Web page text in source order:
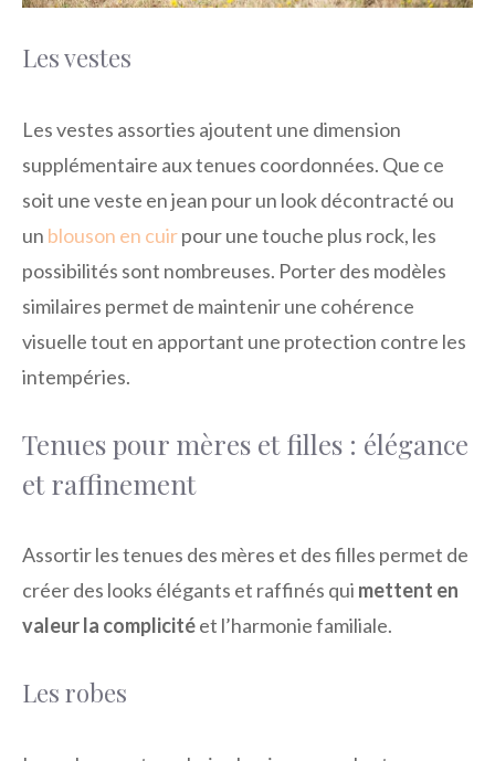
Les vestes
Les vestes assorties ajoutent une dimension
supplémentaire aux tenues coordonnées. Que ce
soit une veste en jean pour un look décontracté ou
un blouson en cuirpour une touche plus rock, les
possibilités sont nombreuses. Porter des modèles
similaires permet de maintenir une cohérence
visuelle tout en apportant une protection contre les
intempéries.
Tenues pour mères et filles : élégance
et raffinement
Assortir les tenues des mères et des filles permet de
créer des looks élégants et raffinés qui mettent en
valeur la complicitéet l’harmonie familiale.
Les robes